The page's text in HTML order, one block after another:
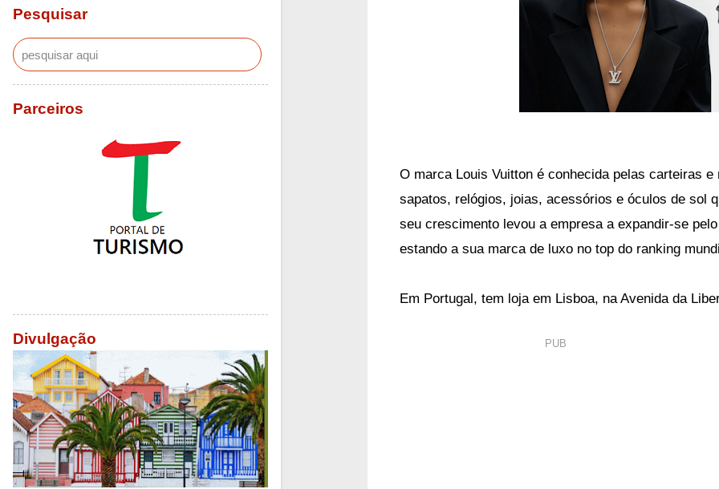
O marca Louis Vuitton é conhecida pelas carteiras
sapatos, relógios, joias, acessórios e óculos de sol
seu crescimento levou a empresa a expandir-se
estando a sua marca de luxo no top do ranking
Em Portugal, tem loja em Lisboa, na Avenida da
PUB
Pesquisar
Parceiros
Divulgação